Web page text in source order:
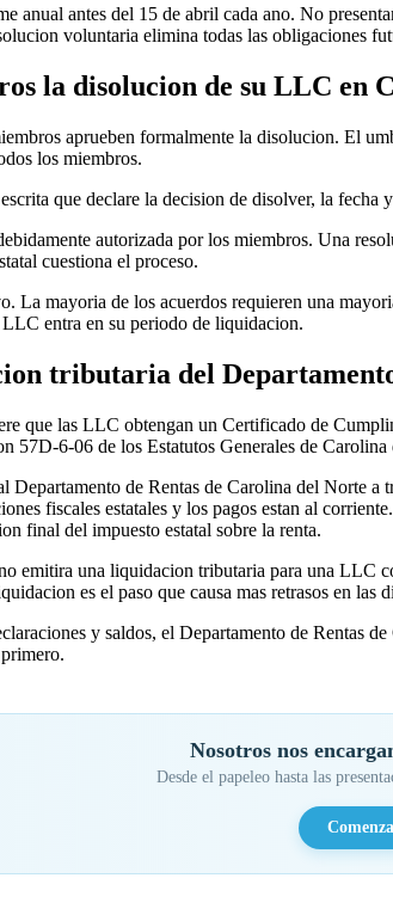
anual antes del 15 de abril cada ano. No
voluntaria elimina todas las obligaciones
la disolucion de su LLC en
aprueben formalmente la disolucion. El
los miembros.
que declare la decision de disolver, la
autorizada por los miembros. Una
cuestiona el proceso.
La mayoria de los acuerdos requieren una
entra en su periodo de liquidacion.
tributaria del
que las LLC obtengan un Certificado de
57D-6-06 de los Estatutos Generales de
de Rentas de Carolina del Norte
fiscales estatales y los pagos estan al
final del impuesto estatal sobre la renta.
emitira una liquidacion tributaria para una LLC
es el paso que causa mas retrasos en las
y saldos, el Departamento de Rentas
Nosotros nos
Desde el papeleo hasta las